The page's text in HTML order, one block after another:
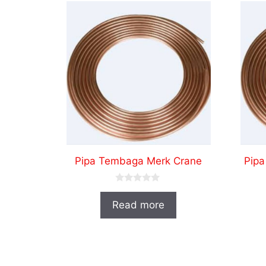
Pipa Tembaga Merk Crane
0
u
Read more